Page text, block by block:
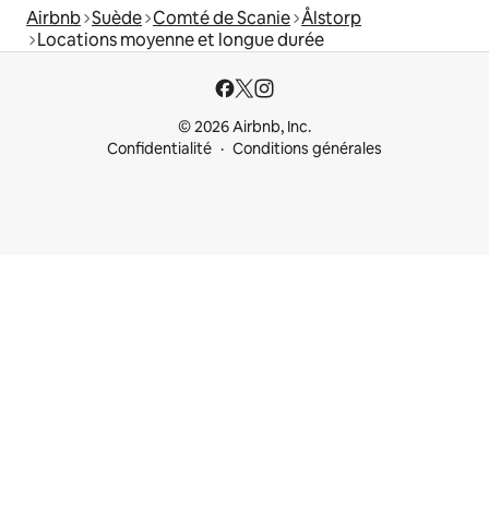
Airbnb Suède Comté de Scanie Ålstorp
Locations moyenne et longue durée
© 2026 Airbnb, Inc.
Confidentialité
Conditions générales